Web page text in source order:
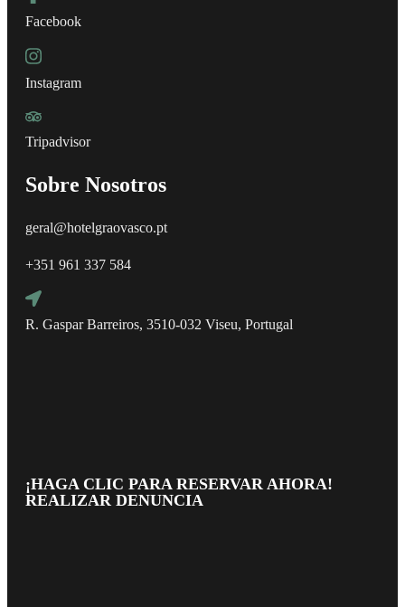
Facebook
Instagram
Tripadvisor
Sobre Nosotros
geral@hotelgraovasco.pt
+351 961 337 584
R. Gaspar Barreiros, 3510-032 Viseu, Portugal
¡HAGA CLIC PARA RESERVAR AHORA!
REALIZAR DENUNCIA